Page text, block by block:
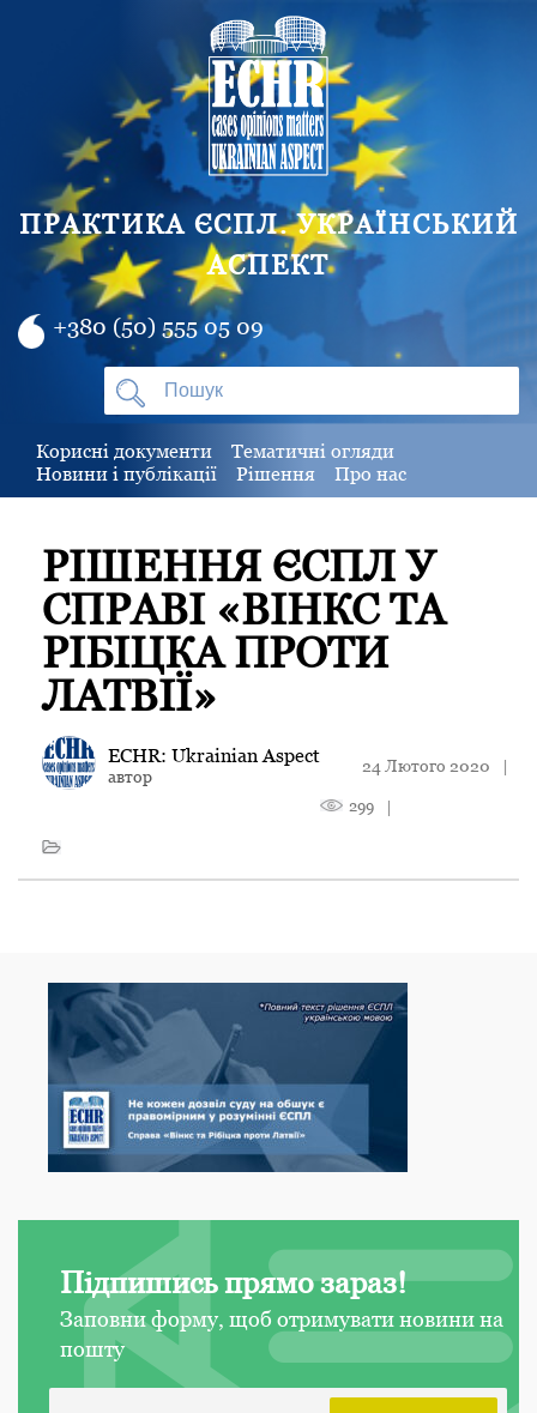
ПРАКТИКА ЄСПЛ. УКРАЇНСЬКИЙ
АСПЕКТ
+380 (50) 555 05 09
Корисні документи
Тематичні огляди
Новини і публікації
Рішення Про нас
РІШЕННЯ ЄСПЛ У
СПРАВІ «ВІНКС ТА
РІБІЦКА ПРОТИ
ЛАТВІЇ»
ECHR: Ukrainian Aspect
автор
24 Лютого 2020 |
299 |
Підпишись прямо зараз!
Заповни форму, щоб отримувати новини на
пошту